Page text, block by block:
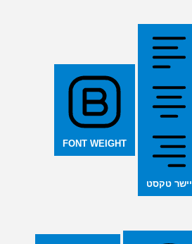
יישר טקסט
FONT WEIGHT